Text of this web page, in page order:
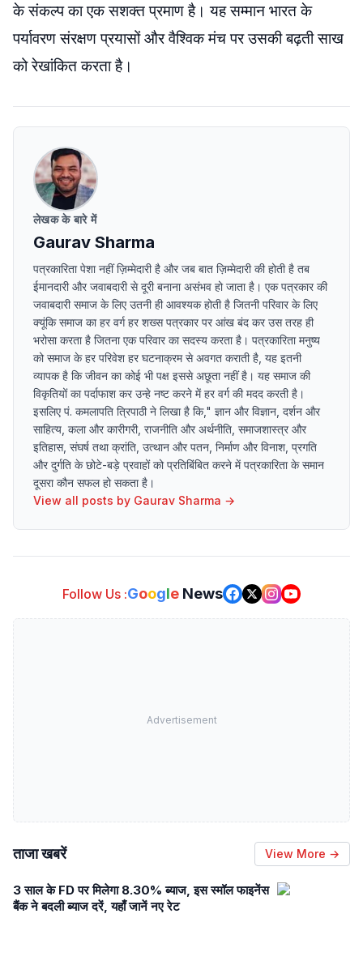
के संकल्प का एक सशक्त प्रमाण है। यह सम्मान भारत के
पर्यावरण संरक्षण प्रयासों और वैश्विक मंच पर उसकी बढ़ती साख
को रेखांकित करता है।
लेखक के बारे में
Gaurav Sharma
पत्रकारिता पेशा नहीं ज़िम्मेदारी है और जब बात ज़िम्मेदारी की होती है तब
ईमानदारी और जवाबदारी से दूरी बनाना असंभव हो जाता है। एक पत्रकार की
जवाबदारी समाज के लिए उतनी ही आवश्यक होती है जितनी परिवार के लिए
क्यूंकि समाज का हर वर्ग हर शख्स पत्रकार पर आंख बंद कर उस तरह ही
भरोसा करता है जितना एक परिवार का सदस्य करता है। पत्रकारिता मनुष्य
को समाज के हर परिवेश हर घटनाक्रम से अवगत कराती है, यह इतनी
व्यापक है कि जीवन का कोई भी पक्ष इससे अछूता नहीं है। यह समाज की
विकृतियों का पर्दाफाश कर उन्हे नष्ट करने में हर वर्ग की मदद करती है।
इसलिए पं. कमलापति त्रिपाठी ने लिखा है कि," ज्ञान और विज्ञान, दर्शन और
साहित्य, कला और कारीगरी, राजनीति और अर्थनीति, समाजशास्त्र और
इतिहास, संघर्ष तथा क्रांति, उत्थान और पतन, निर्माण और विनाश, प्रगति
और दुर्गति के छोटे-बड़े प्रवाहों को प्रतिबिंबित करने में पत्रकारिता के समान
दूसरा कौन सफल हो सकता है।
View all posts by Gaurav Sharma →
Follow Us :Google News
Advertisement
ताजा खबरें View More →
3 साल के FD पर मिलेगा 8.30% ब्याज, इस स्मॉल फाइनेंस
बैंक ने बदली ब्याज दरें, यहाँ जानें नए रेट